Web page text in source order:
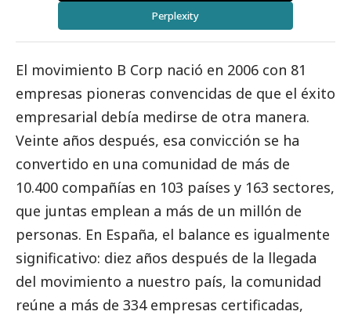
Perplexity
El movimiento B Corp nació en 2006 con 81
empresas pioneras convencidas de que el éxito
empresarial debía medirse de otra manera.
Veinte años después, esa convicción se ha
convertido en una comunidad de más de
10.400 compañías en 103 países y 163 sectores,
que juntas emplean a más de un millón de
personas. En España, el balance es igualmente
significativo: diez años después de la llegada
del movimiento a nuestro país, la comunidad
reúne a más de 334 empresas certificadas,